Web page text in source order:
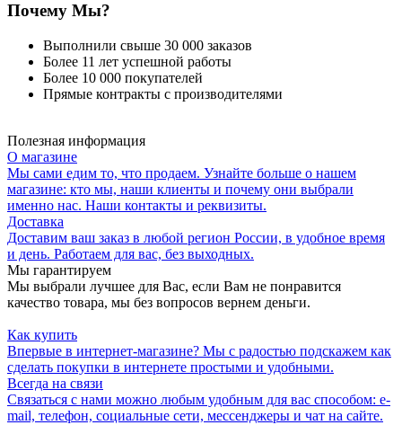
Почему Мы?
Выполнили свыше 30 000 заказов
Более 11 лет успешной работы
Более 10 000 покупателей
Прямые контракты с производителями
Полезная информация
О магазине
Мы сами едим то, что продаем. Узнайте больше о нашем
магазине: кто мы, наши клиенты и почему они выбрали
именно нас. Наши контакты и реквизиты.
Доставка
Доставим ваш заказ в любой регион России, в удобное время
и день. Работаем для вас, без выходных.
Мы гарантируем
Мы выбрали лучшее для Вас, если Вам не понравится
качество товара, мы без вопросов вернем деньги.
Как купить
Впервые в интернет-магазине? Мы с радостью подскажем как
сделать покупки в интернете простыми и удобными.
Всегда на связи
Связаться с нами можно любым удобным для вас способом: e-
mail, телефон, социальные сети, мессенджеры и чат на сайте.